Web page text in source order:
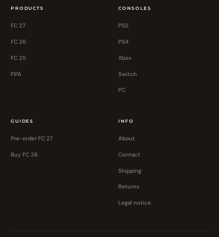
PRODUCTS
FC 27
FC 26
FC 25
FIFA
CONSOLES
PS5
PS4
Xbox
Switch
PC
GUIDES
Pre-order FC 27
Buy FC 26
INFO
About
Contact
Shipping
Returns
Legal notice